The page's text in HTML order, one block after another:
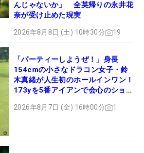
んじゃないか」 全英帰りの永井花
奈が受け止めた現実
2026年8月8日 (土) 10時30分 19
「パーティーしようぜ！」身長
154cmの小さなドラコン女子・鈴
木真緒が人生初のホールインワン！
173yを5番アイアンで会心のショッ
2026年8月7日 (金) 16時00分 1